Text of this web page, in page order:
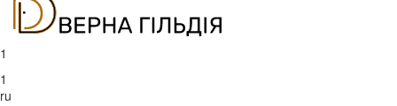
1
1
ru